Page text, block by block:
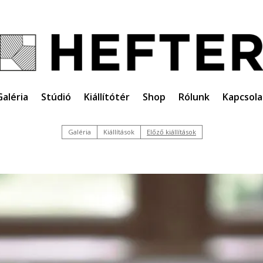
Stúdió Kiállítótér Shop Rólunk
Galéria Kiállítások Előző kiállítások